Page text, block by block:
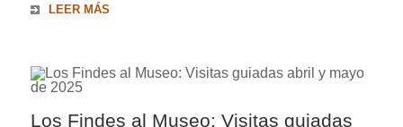
LEER MÁS
Los Findes al Museo: Visitas guiadas